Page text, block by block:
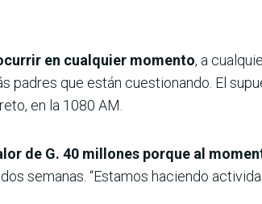
en cualquier momento, a
padres que están cuestionando. El
en la 1080 AM.
de G. 40 millones porque al
semanas. “Estamos haciendo